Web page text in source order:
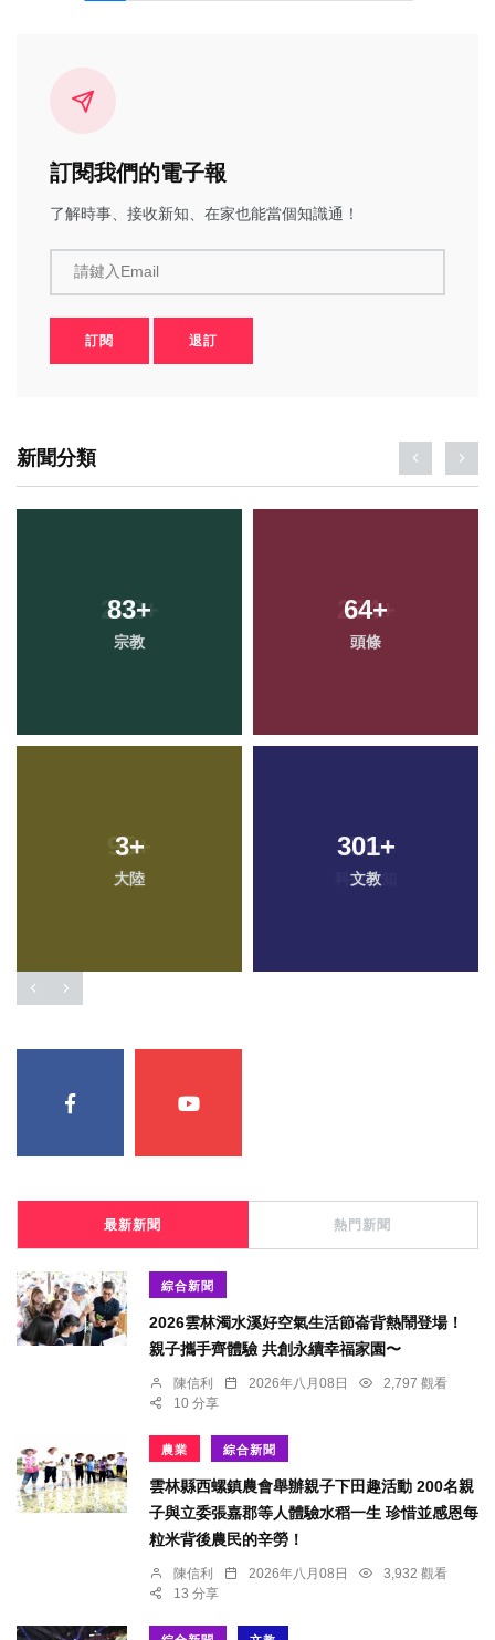
訂閱我們的電子報
了解時事、接收新知、在家也能當個知識通！
請鍵入Email
訂閱 退訂
新聞分類
83+
宗教
64+
頭條
3+
大陸
301+
文教
最新新聞 熱門新聞
綜合新聞
2026雲林濁水溪好空氣生活節崙背熱鬧登場！
親子攜手齊體驗 共創永續幸福家園〜
陳信利 2026年八月08日
2,797 觀看
10 分享
農業 綜合新聞
雲林縣西螺鎮農會舉辦親子下田趣活動 200名親
子與立委張嘉郡等人體驗水稻一生 珍惜並感恩每
粒米背後農民的辛勞！
陳信利 2026年八月08日
3,932 觀看
13 分享